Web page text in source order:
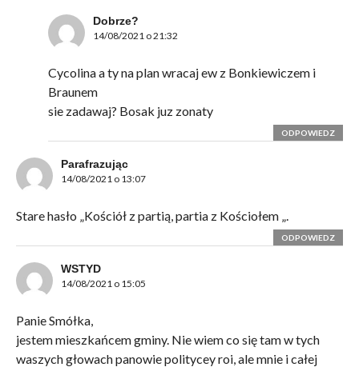
Dobrze?
14/08/2021 o 21:32
Cycolina a ty na plan wracaj ew z Bonkiewiczem i
Braunem
sie zadawaj? Bosak juz zonaty
ODPOWIEDZ
Parafrazując
14/08/2021 o 13:07
Stare hasło „Kościół z partią, partia z Kościołem „.
ODPOWIEDZ
WSTYD
14/08/2021 o 15:05
Panie Smółka,
jestem mieszkańcem gminy. Nie wiem co się tam w tych
waszych głowach panowie politycey roi, ale mnie i całej